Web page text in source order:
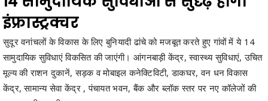
सुदूर वनांचलों के विकास के लिए बुनियादी ढांचे को मजबूत करते हुए गांवों में ये 14
सामुदायिक सुविधाएं विकसित की जाएंगी। आंगनबाड़ी केंद्र, स्वास्थ्य सुविधाएं, उचित
मूल्य की राशन दुकानें, सड़क व मोबाइल कनेक्टिविटी, डाकघर, वन धन विकास
केंद्र, सामान्य सेवा केंद्र , पंचायत भवन, बैंक और ब्लॉक स्तर पर नए कॉलेजों की
स्थापना की जाएगी।
इस सघन संतृप्तिकरण अभियान की रूपरेखा तय करने के लिए आयोजित इस बैठक